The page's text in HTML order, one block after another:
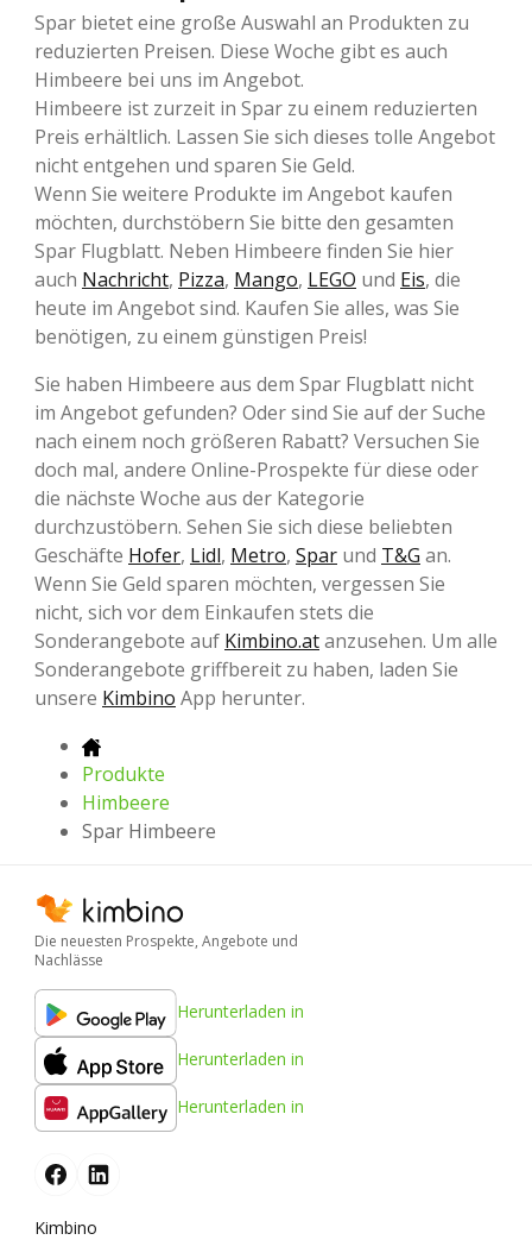
Spar bietet eine große Auswahl an Produkten zu
reduzierten Preisen. Diese Woche gibt es auch
Himbeere bei uns im Angebot.
Himbeere ist zurzeit in Spar zu einem reduzierten
Preis erhältlich. Lassen Sie sich dieses tolle Angebot
nicht entgehen und sparen Sie Geld.
Wenn Sie weitere Produkte im Angebot kaufen
möchten, durchstöbern Sie bitte den gesamten
Spar Flugblatt. Neben Himbeere finden Sie hier
auch Nachricht, Pizza, Mango, LEGO und Eis, die
heute im Angebot sind. Kaufen Sie alles, was Sie
benötigen, zu einem günstigen Preis!
Sie haben Himbeere aus dem Spar Flugblatt nicht
im Angebot gefunden? Oder sind Sie auf der Suche
nach einem noch größeren Rabatt? Versuchen Sie
doch mal, andere Online-Prospekte für diese oder
die nächste Woche aus der Kategorie
durchzustöbern. Sehen Sie sich diese beliebten
Geschäfte Hofer, Lidl, Metro, Spar und T&G an.
Wenn Sie Geld sparen möchten, vergessen Sie
nicht, sich vor dem Einkaufen stets die
Sonderangebote auf Kimbino.atanzusehen. Um alle
Sonderangebote griffbereit zu haben, laden Sie
unsere Kimbino App herunter.
Produkte
Himbeere
Spar Himbeere
Die neuesten Prospekte, Angebote und
Nachlässe
Herunterladen in
Herunterladen in
Herunterladen in
Kimbino